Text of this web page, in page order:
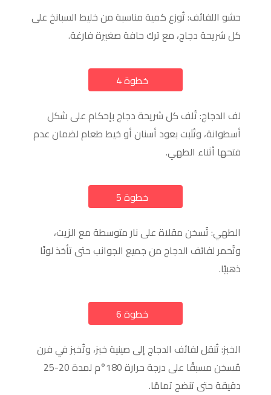
حشو اللفائف: تُوزع كمية مناسبة من خليط السبانخ على
كل شريحة دجاج، مع ترك حافة صغيرة فارغة.
خطوة 4
لف الدجاج: تُلف كل شريحة دجاج بإحكام على شكل
أسطوانة، وتُثبت بعود أسنان أو خيط طعام لضمان عدم
فتحها أثناء الطهي.
خطوة 5
الطهي: تُسخن مقلاة على نار متوسطة مع الزيت،
وتُحمر لفائف الدجاج من جميع الجوانب حتى تأخذ لونًا
ذهبيًا.
خطوة 6
الخبز: تُنقل لفائف الدجاج إلى صينية خبز، وتُخبز في فرن
مُسخن مسبقًا على درجة حرارة 180°م لمدة 20-25
دقيقة حتى تنضج تمامًا.